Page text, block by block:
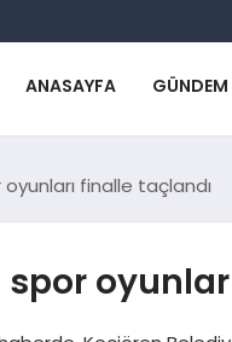
ANASAYFA GÜNDEM
finalle taçlandı
spor